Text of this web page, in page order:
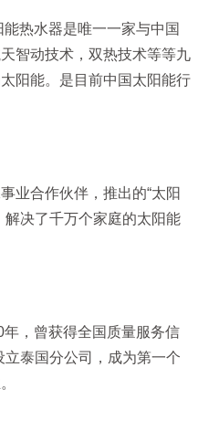
热水器是唯一一家与中国
智动技术，双热技术等等九
阳能。是目前中国太阳能行
业合作伙伴，推出的“太阳
解决了千万个家庭的太阳能
，曾获得全国质量服务信
泰国分公司，成为第一个